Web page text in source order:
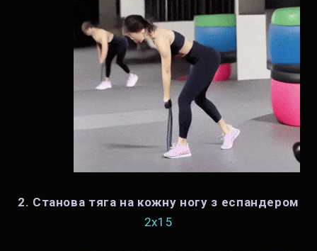
2. Станова тяга на кожну ногу з еспандером
2x15